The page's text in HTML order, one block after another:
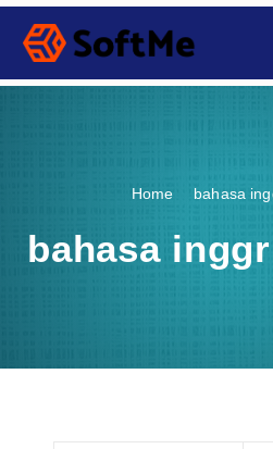
S
p
Home bahasa
bahasa